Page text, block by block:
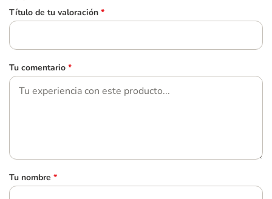
Título de tu valoración *
Tu comentario *
Tu nombre *